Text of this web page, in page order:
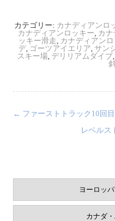
カテゴリー: カナディアンロ
カナディアンロッキー カ
ッキー滑走 カナディアン
デ, ゴーツアイエリア サン
スキー場 デリリアムダイブ,
← ファーストトラック10回目
レベル
ヨーロッ
カナダ